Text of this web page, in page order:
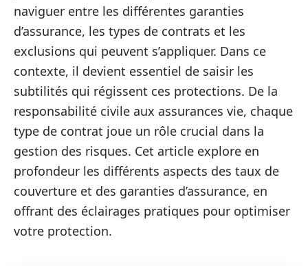
naviguer entre les différentes garanties
d’assurance, les types de contrats et les
exclusions qui peuvent s’appliquer. Dans ce
contexte, il devient essentiel de saisir les
subtilités qui régissent ces protections. De la
responsabilité civile aux assurances vie, chaque
type de contrat joue un rôle crucial dans la
gestion des risques. Cet article explore en
profondeur les différents aspects des taux de
couverture et des garanties d’assurance, en
offrant des éclairages pratiques pour optimiser
votre protection.